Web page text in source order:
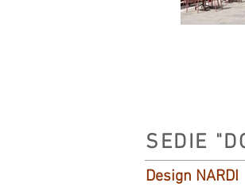
SEDIE
Design NARDI